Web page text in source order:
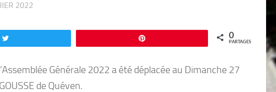
2022
0
PARTAGES
Générale 2022 a été déplacée au Dimanche 27
de Quéven.